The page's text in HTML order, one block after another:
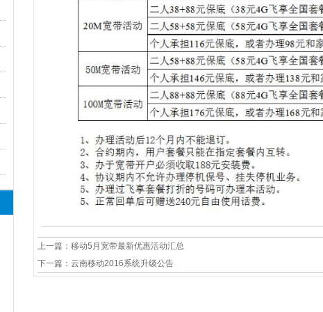
上一篇： 移动5月宽带最新优惠活动汇总
下一篇： 云南移动2016系统升级公告